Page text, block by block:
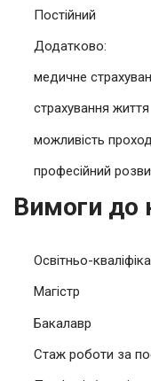
Постійний
Додатково:
медичне
страхування життя
можливість
професійний
Вимоги до
Освітньо-
Магістр
Бакалавр
Стаж роботи за